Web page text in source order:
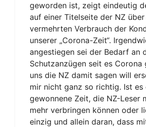
geworden ist, zeigt eindeutig
auf einer Titelseite der NZ
vermehrten Verbrauch der
unserer „Corona-Zeit“.
angestiegen sei der Bedarf an
Schutzanzügen seit es Corona
uns die NZ damit sagen will
mir nicht ganz so richtig. Ist es
gewonnene Zeit, die NZ-Leser
mehr verbringen können oder
einzig und allein daran, dass